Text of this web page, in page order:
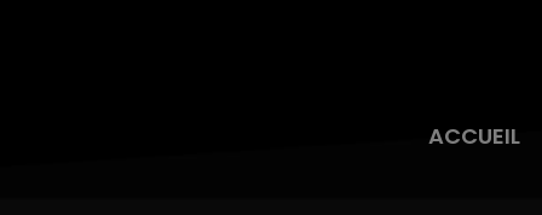
ACCUEIL